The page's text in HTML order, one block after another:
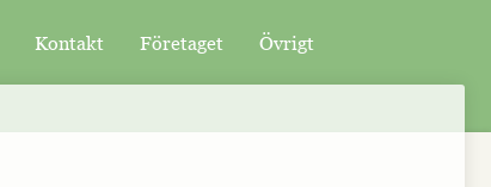
Kontakt Företaget Övrigt